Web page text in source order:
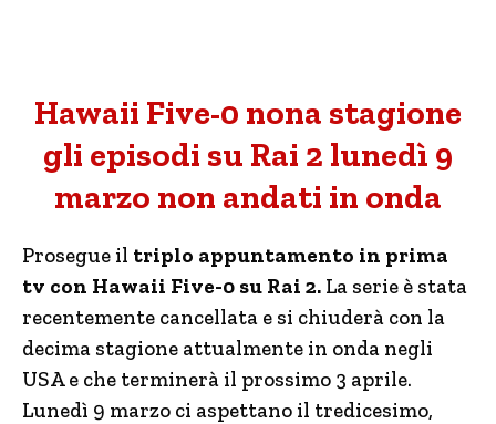
Hawaii Five-0 nona stagione
gli episodi su Rai 2 lunedì 9
marzo non andati in onda
Prosegue il triplo appuntamento in prima
tv con Hawaii Five-0 su Rai 2. La serie è stata
recentemente cancellata e si chiuderà con la
decima stagione attualmente in onda negli
USA e che terminerà il prossimo 3 aprile.
Lunedì 9 marzo ci aspettano il tredicesimo,